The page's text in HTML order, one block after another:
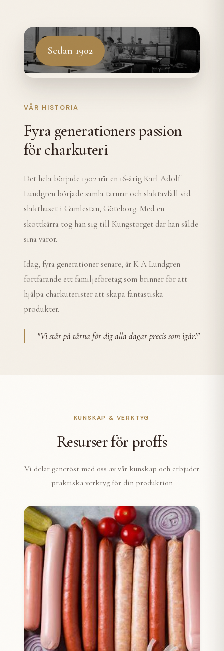
Sedan 1902
VÅR HISTORIA
Fyra generationers passion
för charkuteri
Det hela började 1902 när en 16-årig Karl Adolf
Lundgren började samla tarmar och slaktavfall vid
slakthuset i Gamlestan, Göteborg. Med en
skottkärra tog han sig till Kungstorget där han sålde
sina varor.
Idag, fyra generationer senare, är K A Lundgren
fortfarande ett familjeföretag som brinner för att
hjälpa charkuterister att skapa fantastiska
produkter.
"Vi står på tårna för dig alla dagar precis som igår!"
KUNSKAP & VERKTYG
Resurser för proffs
Vi delar generöst med oss av vår kunskap och erbjuder
praktiska verktyg för din produktion